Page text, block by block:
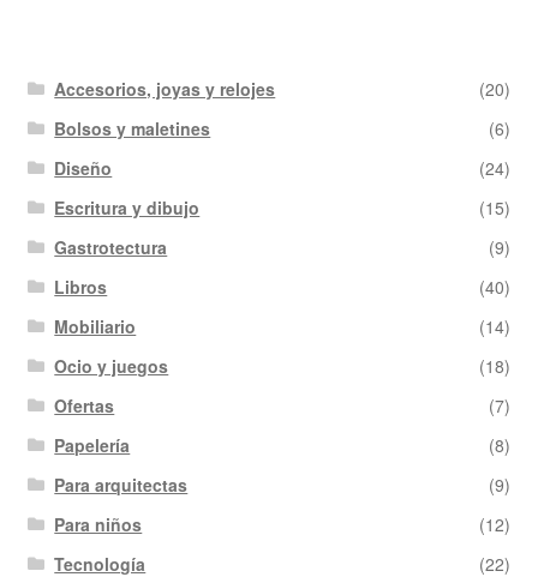
Accesorios, joyas y relojes
(20)
Bolsos y maletines
(6)
Diseño
(24)
Escritura y dibujo
(15)
Gastrotectura
(9)
Libros
(40)
Mobiliario
(14)
Ocio y juegos
(18)
Ofertas
(7)
Papelería
(8)
Para arquitectas
(9)
Para niños
(12)
Tecnología
(22)